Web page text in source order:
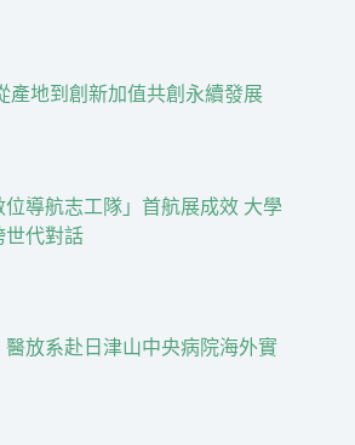
產地到創新加值共創永續發展
導航志工隊」首航展成效 大學
世代對話
放系赴日津山中央病院海外實